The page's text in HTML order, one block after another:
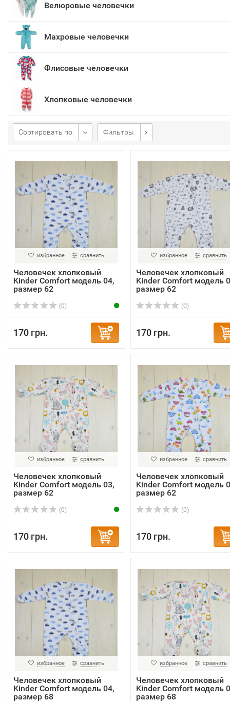
Велюровые человечки
Махровые человечки
Флисовые человечки
Хлопковые человечки
Сортировать по: Фильтры
избранное сравнить
Человечек хлопковый
Kinder Comfort модель 04,
размер 62
(0)
170 грн.
избранное сравнить
Человечек хлопковый
Kinder Comfort модель
размер 62
(0)
170 грн.
избранное сравнить
Человечек хлопковый
Kinder Comfort модель 03,
размер 62
(0)
170 грн.
избранное сравнить
Человечек хлопковый
Kinder Comfort модель
размер 62
(0)
170 грн.
избранное сравнить
Человечек хлопковый
Kinder Comfort модель 04,
размер 68
избранное сравнить
Человечек хлопковый
Kinder Comfort модель
размер 68